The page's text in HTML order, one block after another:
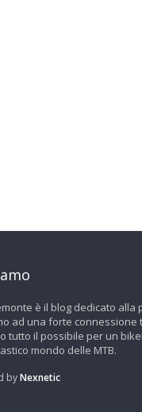
è il blog dedicato alla
ad una forte
tutto il possibile per un
mondo delle MTB.
byNexnetic